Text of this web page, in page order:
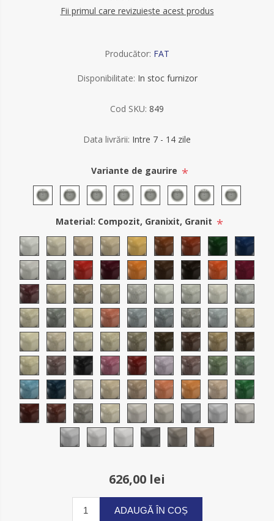
Fii primul care revizuiește acest produs
Producător: FAT
Disponibilitate: In stoc furnizor
Cod SKU: 849
Data livrării: Intre 7 - 14 zile
Variante de gaurire *
Material: Compozit, Granixit, Granit *
626,00 lei
ADAUGĂ ÎN COȘ